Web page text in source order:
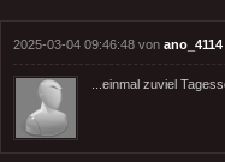
2025-03-04 09:46:48 von ano_4114
...einmal zuviel